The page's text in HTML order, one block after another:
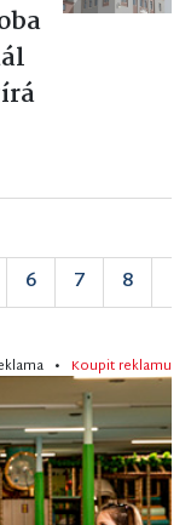
6 7 8
• Koupit reklamu